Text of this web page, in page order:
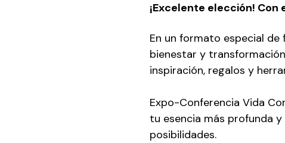
¡Excelente elección! Con
En un formato especial
bienestar y
inspiración, regalos y
Expo-Conferencia Vida
tu esencia más profunda
posibilidades.